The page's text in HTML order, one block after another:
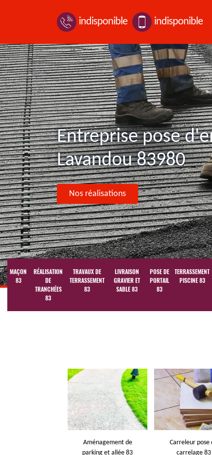
indisponible indisponible
Entreprise pose
Lavandou 83980
Nos réalisations
MAÇON
83
RÉALISATION
DE
TRANCHÉES
83
TRAVAUX DE
TERRASSEMENT
83
LIVRAISON
GRAVIER ET
SABLE 83
POSE DE
PORTAIL
83
TERRASSEMENT
PISCINE 83
Aménagement de
parking et allée 83
Carreleur pose
carrelage 83